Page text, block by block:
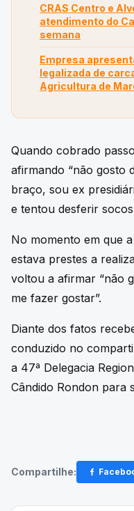
CRAS Centro e
atendimento do
semana
Empresa
legalizada de
Agricultura de
Quando cobrado
afirmando “não gosto
braço, sou ex
e tentou desferir
No momento em que
estava prestes a
voltou a afirmar “não
me fazer gostar”.
Diante dos fatos
conduzido no
a 47ª Delegacia
Cândido Rondon para
Compartilhe: